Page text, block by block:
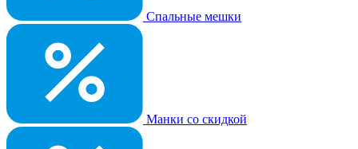
Спальные мешки
Манки со скидкой